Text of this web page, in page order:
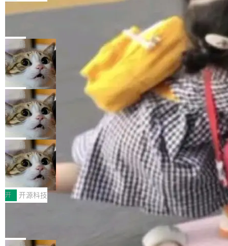
由中关村智联软件服务业质量创新联盟主办，以
“智构可信·质创未来——AI原生时代的质量新范
式”为主题，直面AI从实验室走向规模化产业落地
的核心质量命题。会上，《2026智能研发生产力
工具选型手册》发布，Testin云测的Testin XAge
nt智能测试系统入选AI测试领域代表产品。对CI
O而言，这提示了一个转变：AI测试正在从效率
工具升级为企业的质量基础设施。 CIO面对的新
现实 过去两年，CIO们的焦虑清单上多了两项：
一是如何让大模型和智能体应用安全地从PoC走
向生产，二是如何让测试团队跟得上AI应用...
让非法状态不可表示：一篇关于 ADT
有一种东西，一旦用过就回不去了。Alex Fedos
eev 管它叫"软件设计的基石"。 他说的东西不新
鲜——代数数据类型（ADT），尤其是和类型
（sum type）。但他说清楚了一件事：这不是类
型系统的学术体操，是日常编码的思维方式。 文
章从一个简单的例子切入。一个网站的深色主题
设置，如果用布尔值 + 可空字段来表示——bool
ean 表示是否可切换，nullable 的默认模式、浅
色方案、深色方案——会产生大量无意义的组
合。方案缺了、配置冲突了、全 null 了。要知道
哪些组合有效，作者说，你得靠"文档、校验、或
者部落知识"。 换个写法。Rust 的 enum，两个
变体：Switchable...
局
Cloudflare 开源内部企业 AI 平台 Clou
dflare OS
Cloudflare 发布了一个开源项目 Cloudflare O
S。如果你只看官方博客，你会觉得这是又一
个"AI 知识库 + 聊天机器人"——每个大厂都在
做，没什么新鲜的。 但 Kenton Varda 在 Twitte
r 上把事情说清楚了： 今天我们发布了 Cloudfla
re OS，一个带连接器的聊天机器人，跟其他所
有科技公司做的一样。只不过，实际上它不一
样。这是 Sandstorm.io 的重制版，我十年前的
那个创业公司。不同的是，这次它构建在 Cloudf
lare Workers 上——我花了九年时间搭建的平台
——并且深度集成了 AI。这基本上是我十年秘密
局
Deno 团队开源 Celld，可自托管的分
布式 Durable Objects
Ryan Dahl 领导的 Deno 团队推出了最新开源项
目 Celld，一个能在自己机器上运行 Cloudflare
Workers 和 Durable Objects 的守护进程。 设
计思路很直接：每个对象是一个独立的 SQLite
数据库，按名称寻址，复制到你自己的 S3 兼容
存储库里。节点之间只通过这个存储库协调——
没有控制平面，没有共识协议。每个对象自带一
个小型数据库，应用天然按分片构建，单个数据
库的竞争和爆炸半径问题在设计层面就被消除
了。 闲置的 cell 会休眠到几乎不占资源。当 cel
局
鲁大师7月新机性能/流畅/AI榜：vivo夺
性能、流畅双第一，三星Galaxy Z系列
新折叠缺席
2026年7月的手机市场，由于存储等硬件成本暴
增，手机厂商的日子也不好过啊，新机速度明显
放缓，因此硝烟味淡了许多。新机参数规格除开
Fold8 / Z Flip8）外，其余要么是中低端机器，
例如iQOO Z11i、REDMI Note 17、REDMI No
开 开源科技
Zed 编辑器团队发布了新项目——DeltaDB，一
个在 git commit 之间记录每一次编辑操作的版